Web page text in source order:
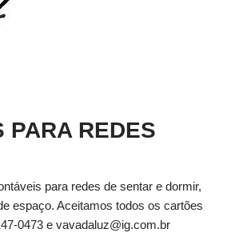
PARA REDES
para redes de sentar e dormir,
espaço. Aceitamos todos os cartões
0473 e vavadaluz@ig.com.br